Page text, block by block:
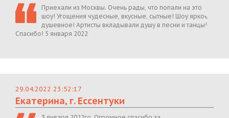
Приехали из Москвы. Очень рады, что попали на это
шоу! Угощения чудесные, вкусные, сытные! Шоу яркое,
душевное! Артисты вкладывали душу в песни и танцы!
Спасибо! 5 января 2022
29.04.2022 23:52:17
Екатерина, г. Ессентуки